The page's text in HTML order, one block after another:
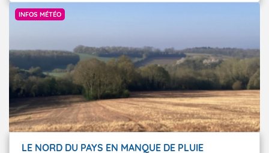
qu’en région parisienne, cet épisode est remarquable,
avec localement un écart à la normale de plus de 10 °C.
INFOS MÉTÉO
Infoclimat / Sebgir
LE NORD DU PAYS EN MANQUE DE PLUIE